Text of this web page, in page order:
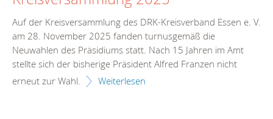
Auf der Kreisversammlung des DRK-Kreisverband Essen e. V.
am 28. November 2025 fanden turnusgemäß die
Neuwahlen des Präsidiums statt. Nach 15 Jahren im Amt
stellte sich der bisherige Präsident Alfred Franzen nicht
erneut zur Wahl.
Weiterlesen